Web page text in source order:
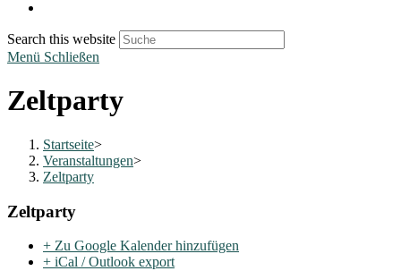
Search this website
Menü Schließen
Zeltparty
Startseite>
Veranstaltungen>
Zeltparty
Zeltparty
+ Zu Google Kalender hinzufügen
+ iCal / Outlook export